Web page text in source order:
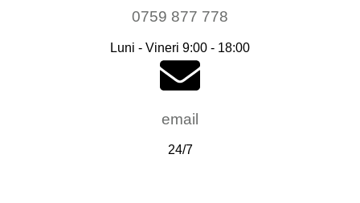
0759 877 778
Luni - Vineri 9:00 - 18:00
email
24/7